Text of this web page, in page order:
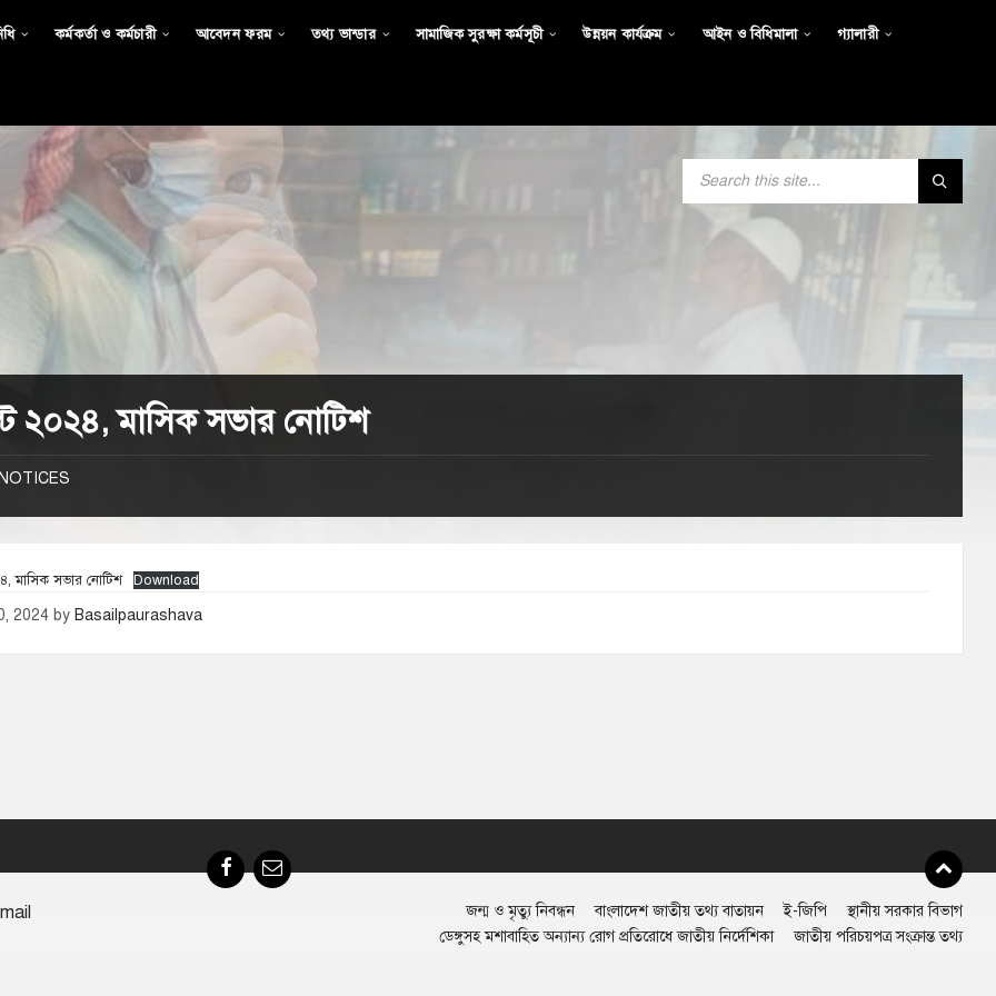
কর্মকর্তা ও কর্মচারী আবেদন ফরম তথ্য ভান্ডার সামাজিক সুরক্ষা কর্মসূচী উন্নয়ন কার্যক্রম আইন ও বিধিমালা গ্যালারী
২০২৪, মাসিক সভার নোটিশ
NOTICES
মাসিক সভার নোটিশ Download
2024 by Basailpaurashava
FacebookEmail
জন্ম ও মৃত্যু নিবন্ধন বাংলাদেশ জাতীয় তথ্য বাতায়ন ই-জিপি
স্থানীয় সরকার বিভাগ
ডেঙ্গুসহ মশাবাহিত অন্যান্য রোগ প্রতিরোধে জাতীয় নির্দেশিকা
জাতীয় পরিচয়পত্র সংক্রান্ত তথ্য